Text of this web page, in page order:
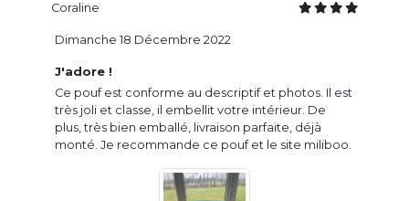
Coraline
J'adore !
Ce pouf est conforme au descriptif et photos. Il est
très joli et classe, il embellit votre intérieur. De
plus, très bien emballé, livraison parfaite, déjà
monté. Je recommande ce pouf et le site miliboo.
Dimanche 18 Décembre 2022